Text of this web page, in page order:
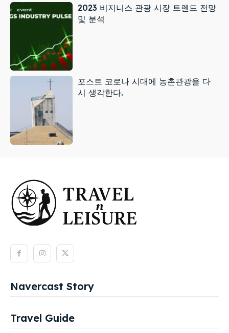
2023 비지니스 관광 시장 트렌드 전망
및 분석
포스트 코로나 시대에 농촌관광을 다
시 생각한다.
Navercast Story
Travel Guide